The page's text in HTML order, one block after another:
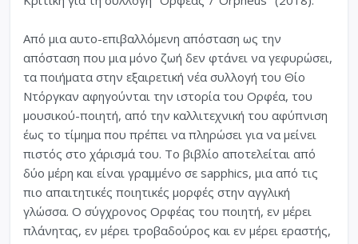
Από μια αυτο-επιβαλλόμενη απόσταση ως την
απόσταση που μια μόνο ζωή δεν φτάνει να γεφυρώσει,
τα ποιήματα στην εξαιρετική νέα συλλογή του Θίο
Ντόργκαν αφηγούνται την ιστορία του Ορφέα, του
μουσικού-ποιητή, από την καλλιτεχνική του αφύπνιση
έως το τίμημα που πρέπει να πληρώσει για να μείνει
πιστός στο χάρισμά του. Το βιβλίο αποτελείται από
δύο μέρη και είναι γραμμένο σε sapphics, μια από τις
πιο απαιτητικές ποιητικές μορφές στην αγγλική
γλώσσα. Ο σύγχρονος Ορφέας του ποιητή, εν μέρει
πλάνητας, εν μέρει τροβαδούρος και εν μέρει εραστής,